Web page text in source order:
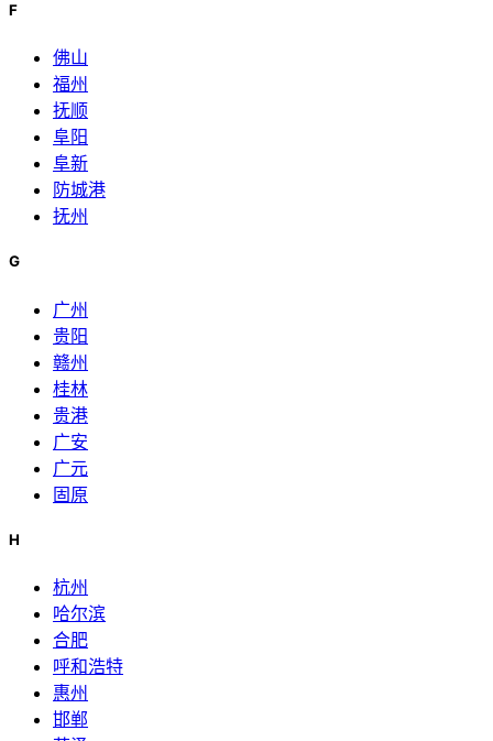
F
佛山
福州
抚顺
阜阳
阜新
防城港
抚州
G
广州
贵阳
赣州
桂林
贵港
广安
广元
固原
H
杭州
哈尔滨
合肥
呼和浩特
惠州
邯郸